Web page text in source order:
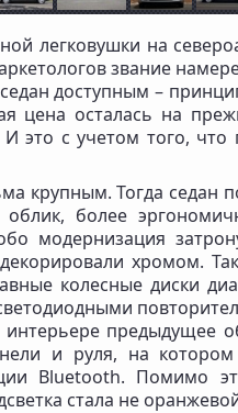
легковушки на
звание
доступным –
цена осталась на
это с учетом того,
крупным. Тогда седан
более
модернизация
хромом.
колесные диски
предыдущее
и руля, на
Bluetooth. Помимо
стала не